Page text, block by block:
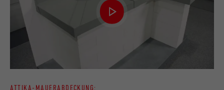
ATTIKA-MAUERABDECKUNG: